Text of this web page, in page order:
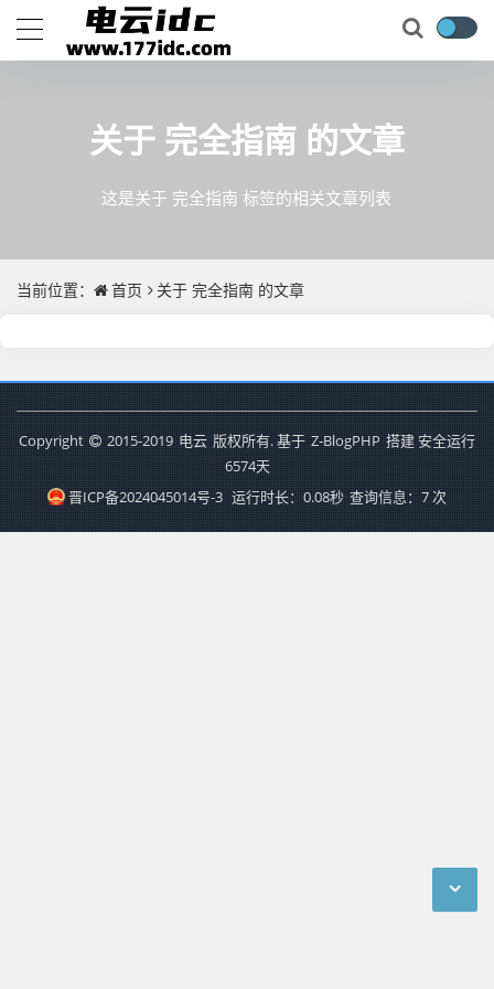
关于 完全指南 的文章
这是关于 完全指南 标签的相关文章列表
当前位置： 首页 关于 完全指南 的文章
Copyright 2015-2019 电云 版权所有. 基于 Z-BlogPHP 搭建 安全运行
6574天
晋ICP备2024045014号-3 运行时长：0.08秒 查询信息：7 次